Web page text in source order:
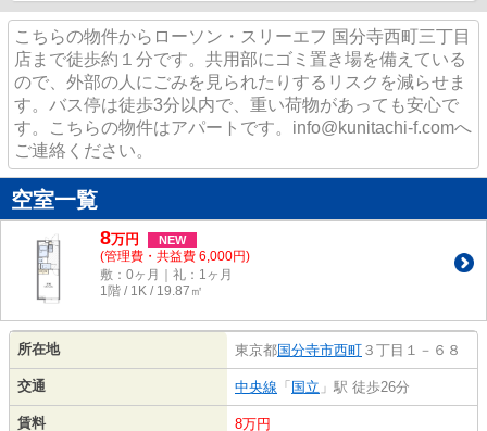
こちらの物件からローソン・スリーエフ 国分寺西町三丁目
店まで徒歩約１分です。共用部にゴミ置き場を備えている
ので、外部の人にごみを見られたりするリスクを減らせま
す。バス停は徒歩3分以内で、重い荷物があっても安心で
す。こちらの物件はアパートです。info@kunitachi-f.comへ
ご連絡ください。
空室一覧
8万円 NEW
(管理費・共益費 6,000円)
敷：0ヶ月｜礼：1ヶ月
1階 / 1K / 19.87㎡
所在地 東京都国分寺市西町 ３丁目１－６８
交通 中央線 「 国立 」駅 徒歩26分
賃料 8万円